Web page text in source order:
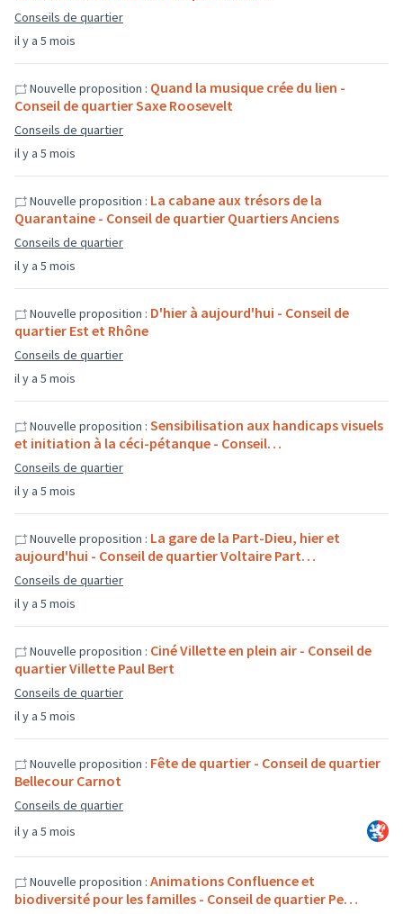
il y a 5 mois
Conseils de quartier
il y a 5 mois
Nouvelle proposition : Quand la musique crée du lien -
Conseil de quartier Saxe Roosevelt
Conseils de quartier
il y a 5 mois
Nouvelle proposition : La cabane aux trésors de la
Quarantaine - Conseil de quartier Quartiers Anciens
Conseils de quartier
il y a 5 mois
Nouvelle proposition : D'hier à aujourd'hui - Conseil de
quartier Est et Rhône
Conseils de quartier
il y a 5 mois
Nouvelle proposition : Sensibilisation aux handicaps visuels
et initiation à la céci-pétanque - Conseil…
Conseils de quartier
il y a 5 mois
Nouvelle proposition : La gare de la Part-Dieu, hier et
aujourd'hui - Conseil de quartier Voltaire Part…
Conseils de quartier
il y a 5 mois
Nouvelle proposition : Ciné Villette en plein air - Conseil de
quartier Villette Paul Bert
Conseils de quartier
il y a 5 mois
Nouvelle proposition : Fête de quartier - Conseil de quartier
Bellecour Carnot
Conseils de quartier
Nouvelle proposition : Animations Confluence et
biodiversité pour les familles - Conseil de quartier Pe…